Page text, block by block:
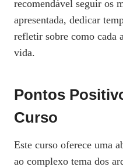
recomendável seguir os
apresentada, dedicar
refletir sobre como cada
vida.
Pontos
Curso
Este curso oferece uma
ao complexo tema dos